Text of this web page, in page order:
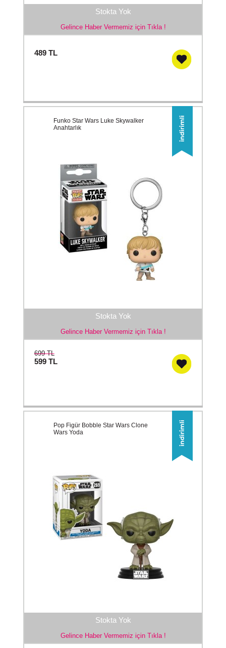
Stokta Yok
Gelince Haber Vermemiz için Tıkla !
489 TL
Stokta Yok
Gelince Haber Vermemiz için Tıkla !
Funko Star Wars Luke Skywalker
Anahtarlık
699 TL
599 TL
Stokta Yok
Gelince Haber Vermemiz için Tıkla !
Pop Figür Bobble Star Wars Clone
Wars Yoda